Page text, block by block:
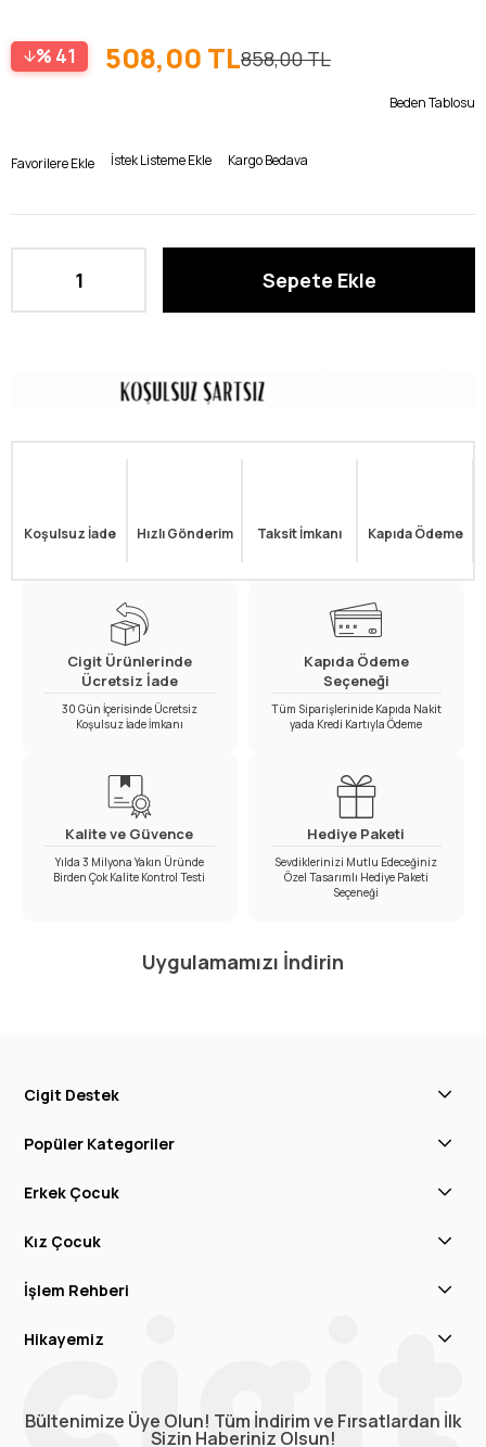
41 858,00 TL
508,00 TL
Beden Tablosu
Favorilere Ekle İstek Listeme Ekle Kargo Bedava
Koşulsuz İade Hızlı Gönderim Taksit İmkanı Kapıda Ödeme
Cigit Ürünlerinde
Ücretsiz İade
30 Gün İçerisinde Ücretsiz
Koşulsuz İade İmkanı
Kapıda Ödeme
Seçeneği
Tüm Siparişlerinide Kapıda Nakit
yada Kredi Kartıyla Ödeme
Kalite ve Güvence
Yılda 3 Milyona Yakın Üründe
Birden Çok Kalite Kontrol Testi
Hediye Paketi
Sevdiklerinizi Mutlu Edeceğiniz
Özel Tasarımlı Hediye Paketi
Seçeneği
Uygulamamızı İndirin
Cigit Destek
Popüler Kategoriler
Erkek Çocuk
Kız Çocuk
İşlem Rehberi
Hikayemiz
Bültenimize Üye Olun! Tüm İndirim ve Fırsatlardan İlk
Sizin Haberiniz Olsun!